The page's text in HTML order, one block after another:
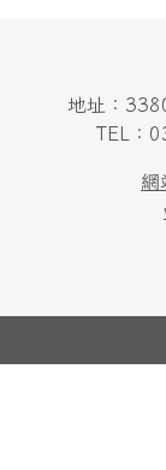
地址：
TEL：
網